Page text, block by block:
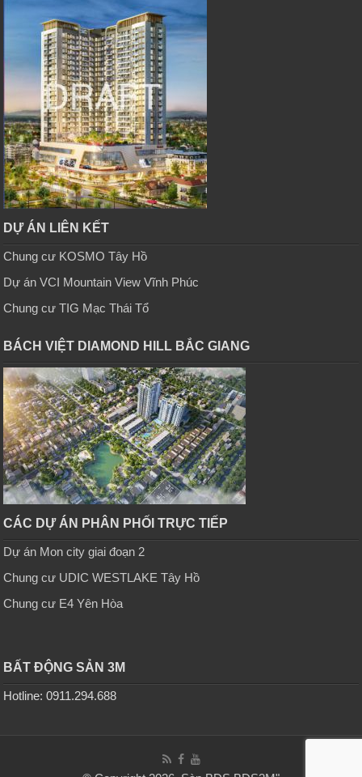
DỰ ÁN LIÊN KẾT
Chung cư KOSMO Tây Hồ
Dự án VCI Mountain View Vĩnh Phúc
Chung cư TIG Mạc Thái Tổ
BÁCH VIỆT DIAMOND HILL BẮC GIANG
CÁC DỰ ÁN PHÂN PHỐI TRỰC TIẾP
Dự án Mon city giai đoạn 2
Chung cư UDIC WESTLAKE Tây Hồ
Chung cư E4 Yên Hòa
BẤT ĐỘNG SẢN 3M
Hotline: 0911.294.688